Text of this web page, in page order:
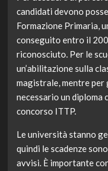
candidati devono
Formazione Primaria,
conseguito entro il
riconosciuto. Per le
un’abilitazione sulla
magistrale, mentre
necessario un diploma
concorso ITTP.
Le università stanno
quindi le scadenze
avvisi. È importante